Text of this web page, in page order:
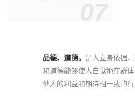
品德、道德。 是人立身依据
和道德能够使人自觉地在群
他人的利益和期待相一致的行